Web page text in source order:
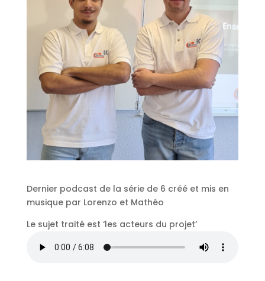
Dernier podcast de la série de 6 créé et mis en
musique par Lorenzo et Mathéo
Le sujet traité est ‘les acteurs du projet’